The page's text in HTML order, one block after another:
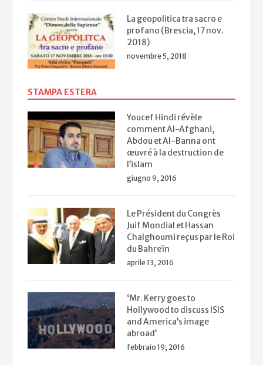
La geopolitica tra sacro e
profano (Brescia, 17 nov.
2018)
novembre 5, 2018
STAMPA ESTERA
Youcef Hindi révèle
comment Al-Afghani,
Abdou et Al-Banna ont
œuvré à la destruction de
l’islam
giugno 9, 2016
Le Président du Congrès
Juif Mondial et Hassan
Chalghoumi reçus par le Roi
du Bahreïn
aprile 13, 2016
‘Mr. Kerry goes to
Hollywood to discuss ISIS
and America’s image
abroad’
febbraio 19, 2016